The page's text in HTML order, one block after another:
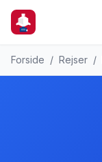
Forside / Rejser /